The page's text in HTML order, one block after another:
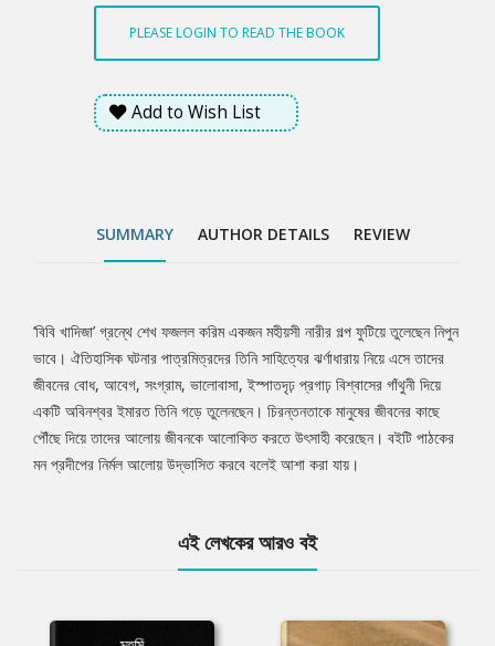
তুলেনছেন। চিরন্তনতাকে মানুষের জীবনের কাছে পৌঁছে দিয়ে তাদের আলোয়
জীবনকে আলোকিত করতে উৎসাহী করেছেন। বইটি পাঠকের মন প্রদীপের নির্মল
আলোয় উদ্ভাসিত করবে বলেই আশা করা যায়।
PLEASE LOGIN TO READ THE BOOK
Add to Wish List
SUMMARY AUTHOR DETAILS REVIEW
Tab
Article
‘বিবি খাদিজা’ গ্রন্থে শেখ ফজলল করিম একজন মহীয়সী নারীর গল্প ফুটিয়ে তুলেছেন নিপুন
ভাবে। ঐতিহাসিক ঘটনার পাত্রমিত্রদের তিনি সাহিত্যের ঝর্ণাধারায় নিয়ে এসে তাদের
জীবনের বোধ, আবেগ, সংগ্রাম, ভালোবাসা, ইস্পাতদৃঢ় প্রগাঢ় বিশ্বাসের গাঁথুনী দিয়ে
একটি অবিনশ্বর ইমারত তিনি গড়ে তুলেনছেন। চিরন্তনতাকে মানুষের জীবনের কাছে
পৌঁছে দিয়ে তাদের আলোয় জীবনকে আলোকিত করতে উৎসাহী করেছেন। বইটি পাঠকের
মন প্রদীপের নির্মল আলোয় উদ্ভাসিত করবে বলেই আশা করা যায়।
এই লেখকের আরও বই